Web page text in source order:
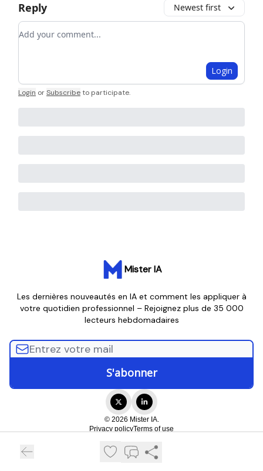
Reply Newest first
Add your comment
Login
Login orSubscribeto participate.
Mister IA
Les dernières nouveautés en IA et comment les appliquer à
votre quotidien professionnel – Rejoignez plus de 35 000
lecteurs hebdomadaires
© 2026 Mister IA.
Privacy policyTerms of use
Powered by beehiiv